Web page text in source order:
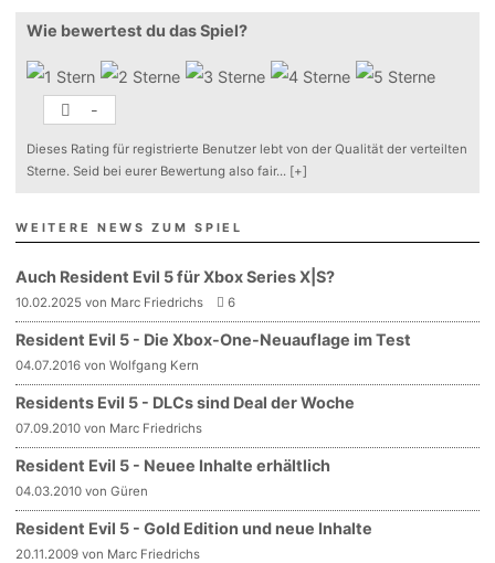
Wie bewertest du das Spiel?
-
Dieses Rating für registrierte Benutzer lebt von der Qualität der verteilten
Sterne. Seid bei eurer Bewertung also fair... [+]
WEITERE NEWS ZUM SPIEL
Auch Resident Evil 5 für Xbox Series X|S?
10.02.2025 von Marc Friedrichs 6
Resident Evil 5 - Die Xbox-One-Neuauflage im Test
04.07.2016 von Wolfgang Kern
Residents Evil 5 - DLCs sind Deal der Woche
07.09.2010 von Marc Friedrichs
Resident Evil 5 - Neuee Inhalte erhältlich
04.03.2010 von Güren
Resident Evil 5 - Gold Edition und neue Inhalte
20.11.2009 von Marc Friedrichs